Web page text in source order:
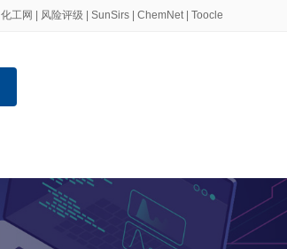
化工网 风险评级 SunSirs ChemNet| Toocle